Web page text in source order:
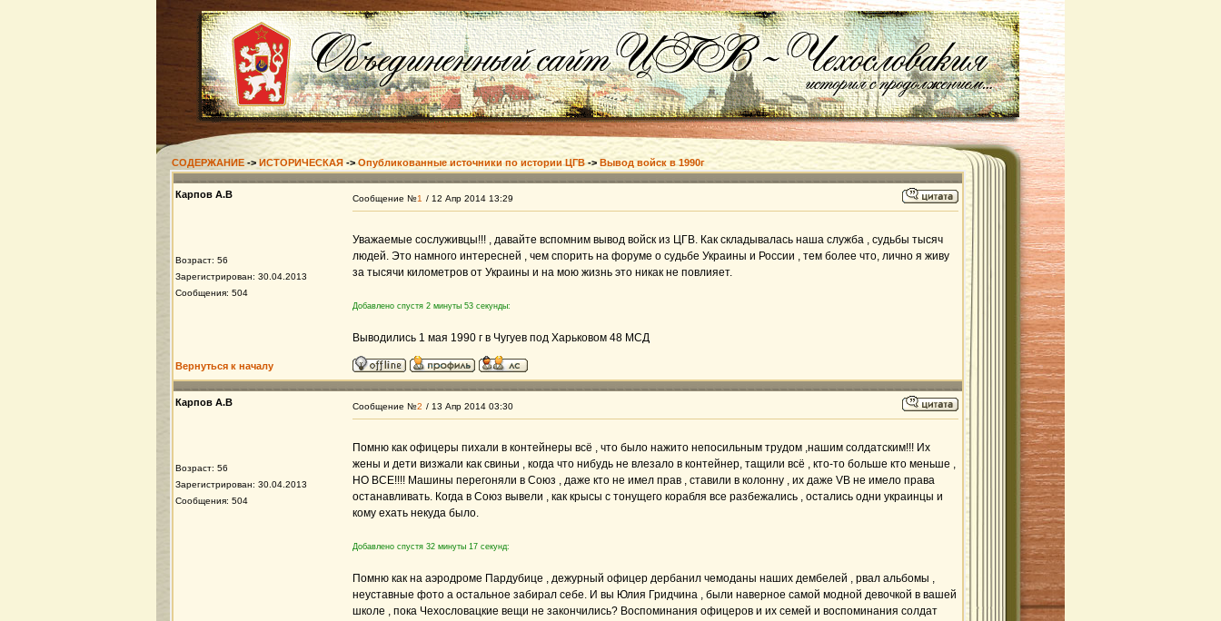
СОДЕРЖАНИЕ ->ИСТОРИЧЕСКАЯ->Опубликованные источники по истории ЦГВ->Вывод войск в 1990г
Карпов А.В
Возраст: 56
Зарегистрирован: 30.04.2013
Сообщения: 504
Сообщение №1 / 12 Апр 2014 13:29
Уважаемые сослуживцы!!! , давайте вспомним вывод войск из ЦГВ. Как складывалась наша служба , судьбы тысяч
людей. Это намного интересней , чем спорить на форуме о судьбе Украины и России , тем более что, лично я живу
за тысячи километров от Украины и на мою жизнь это никак не повлияет.
Добавлено спустя 2 минуты 53 секунды:
Выводились 1 мая 1990 г в Чугуев под Харьковом 48 МСД
Вернуться к началу
Карпов А.В
Возраст: 56
Зарегистрирован: 30.04.2013
Сообщения: 504
Сообщение №2 / 13 Апр 2014 03:30
Помню как офицеры пихали в контейнеры всё , что было нажито непосильным трудом ,нашим солдатским!!! Их
жены и дети визжали как свиньи , когда что нибудь не влезало в контейнер, тащили всё , кто-то больше кто меньше ,
НО ВСЕ!!!! Машины перегоняли в Союз , даже кто не имел прав , ставили в колонну , их даже VB не имело права
останавливать. Когда в Союз вывели , как крысы с тонущего корабля все разбежались , остались одни украинцы и
кому ехать некуда было.
Добавлено спустя 32 минуты 17 секунд:
Помню как на аэродроме Пардубице , дежурный офицер дербанил чемоданы наших дембелей , рвал альбомы ,
неуставные фото а остальное забирал себе. И вы Юлия Гридчина , были наверное самой модной девочкой в вашей
школе , пока Чехословацкие вещи не закончились? Воспоминания офицеров и их семей и воспоминания солдат